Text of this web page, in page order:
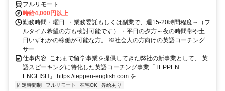
フルリモート
時給4,000円以上
勤務時間・曜日: ・業務委託もしくは副業で、週15-20時間程度～（フ
ルタイム希望の方も検討可能です） ・平日の夕方～夜の時間帯や土
日いずれかの稼働が可能な方。 ※社会人の方向けの英語コーチング
サー...
仕事内容: これまで留学事業を提供してきた弊社の新事業として、 英
語スピーキングに特化した英語コーチング事業「TEPPEN
ENGLISH」 https://teppen-english.com を...
固定時間制 フルリモート 在宅OK 昇給あり